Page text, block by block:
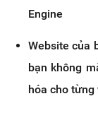
Engine
Website của
bạn không
hóa cho